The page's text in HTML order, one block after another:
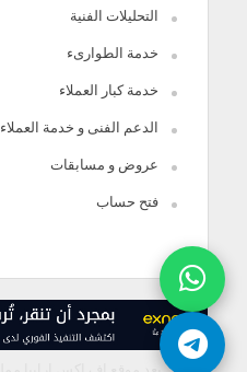
التحليلات الفنية
خدمة الطوارىء
خدمة كبار العملاء
الدعم الفنى و خدمة العملاء
عروض و مسابقات
فتح حساب